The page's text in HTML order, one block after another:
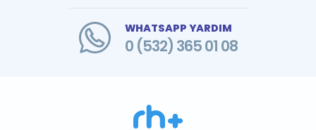
WHATSAPP YARDIM
0 (532) 365 01 08